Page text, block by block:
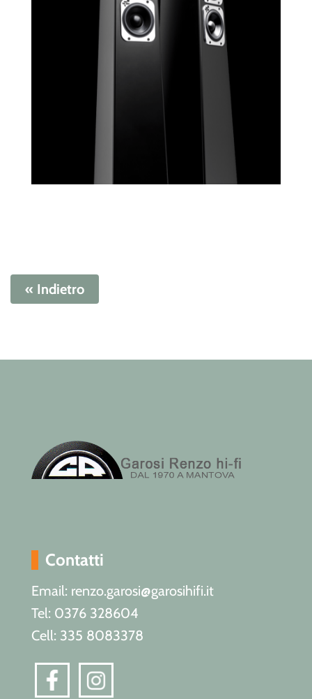
« Indietro
Contatti
Email: renzo.garosi@garosihifi.it
Tel: 0376 328604
Cell: 335 8083378